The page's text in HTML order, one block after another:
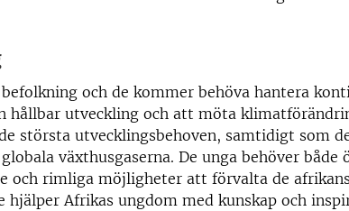
och de kommer behöva hantera
hållbar utveckling och att möta
största utvecklingsbehoven, samtidigt som
växthusgaserna. De unga behöver både
och rimliga möjligheter att förvalta de
hjälper Afrikas ungdom med kunskap och